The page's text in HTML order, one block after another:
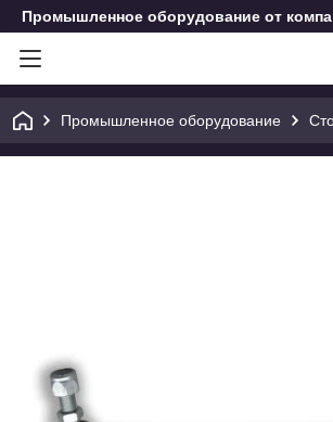
Промышленное оборудование от
Промышленное оборудование